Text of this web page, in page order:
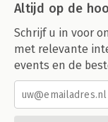
Altijd op de
Schrijf u in voor
met relevante
events en de